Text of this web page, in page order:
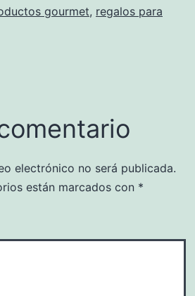
gourmet, regalos para
electrónico no será publicada.
están marcados con *